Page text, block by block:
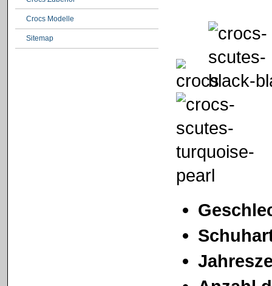
Crocs Modelle
Sitemap